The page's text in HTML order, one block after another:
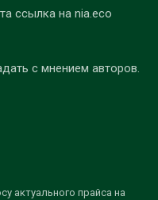
ссылка на nia.eco
с мнением авторов.
актуального прайса на